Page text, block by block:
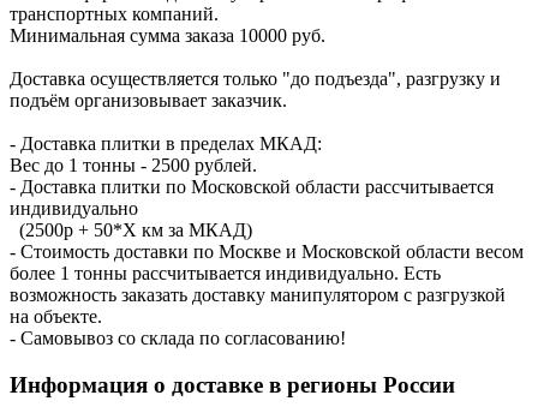
транспортных компаний.
Минимальная сумма заказа 10000 руб.
Доставка осуществляется только "до подъезда", разгрузку и
подъём организовывает заказчик.
- Доставка плитки в пределах МКАД:
Вес до 1 тонны - 2500 рублей.
- Доставка плитки по Московской области рассчитывается
индивидуально
(2500р + 50*X км за МКАД)
- Стоимость доставки по Москве и Московской области весом
более 1 тонны рассчитывается индивидуально. Есть
возможность заказать доставку манипулятором с разгрузкой
на объекте.
- Самовывоз со склада по согласованию!
Информация о доставке в регионы России